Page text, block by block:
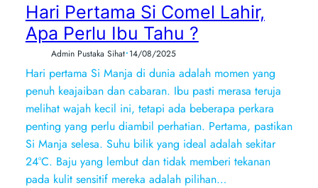
Hari Pertama Si Comel Lahir,
Apa Perlu Ibu Tahu ?
Admin Pustaka Sihat•14/08/2025
Hari pertama Si Manja di dunia adalah momen yang
penuh keajaiban dan cabaran. Ibu pasti merasa teruja
melihat wajah kecil ini, tetapi ada beberapa perkara
penting yang perlu diambil perhatian. Pertama, pastikan
Si Manja selesa. Suhu bilik yang ideal adalah sekitar
24°C. Baju yang lembut dan tidak memberi tekanan
pada kulit sensitif mereka adalah pilihan…